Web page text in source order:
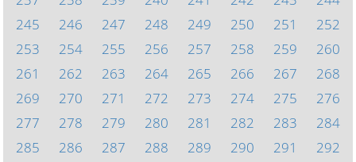
245
246 247 248 249 250 251
252
253
254 255 256 257 258 259
260
261
262 263 264 265 266 267
268
269
270 271 272 273 274 275
276
277
278 279 280 281 282 283
284
285
286 287 288 289 290 291
292